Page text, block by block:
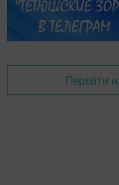
Перейти